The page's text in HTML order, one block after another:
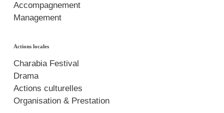
Accompagnement
Management
Actions locales
Charabia Festival
Drama
Actions culturelles
Organisation & Prestation